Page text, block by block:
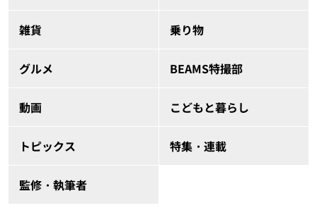
雑貨 乗り物
グルメ BEAMS特撮部
動画 こどもと暮らし
トピックス 特集・連載
監修・執筆者